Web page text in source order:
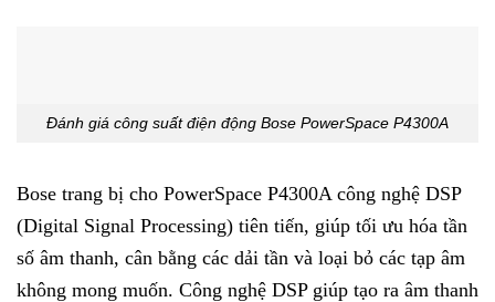
Đánh giá công suất điện động Bose PowerSpace P4300A
Bose trang bị cho PowerSpace P4300A công nghệ DSP
(Digital Signal Processing) tiên tiến, giúp tối ưu hóa tần
số âm thanh, cân bằng các dải tần và loại bỏ các tạp âm
không mong muốn. Công nghệ DSP giúp tạo ra âm thanh